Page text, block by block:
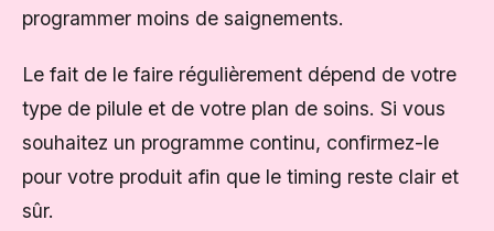
programmer moins de saignements.
Le fait de le faire régulièrement dépend de votre
type de pilule et de votre plan de soins. Si vous
souhaitez un programme continu, confirmez-le
pour votre produit afin que le timing reste clair et
sûr.